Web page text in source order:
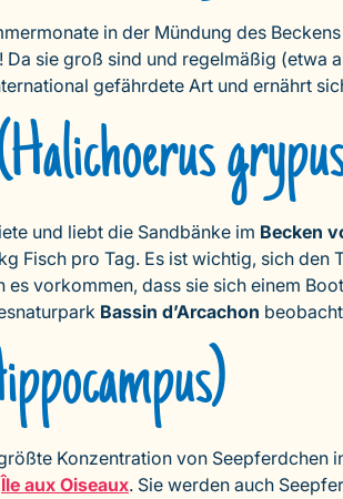
in der Mündung des
sie groß sind und regelmäßig (etwa
gefährdete Art und ernährt
und liebt die Sandbänke im Becken
Fisch pro Tag. Es ist wichtig, sich
es vorkommen, dass sie sich einem
Bassin d’Arcachon
Konzentration von Seepferdchen
Île aux Oiseaux. Sie werden auch